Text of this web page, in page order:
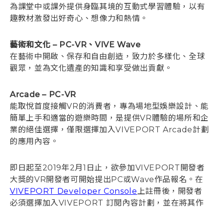
為課堂中或課外提供身臨其境的互動式學習體驗，以有
趣教材激發出好奇心、想像力和熱情。
藝術和文化 – PC-VR、VIVE Wave
在藝術中開啟、保存和自由創造，致力於多樣化、全球
觀眾，並為文化遺產的知識和享受做出貢獻。
Arcade – PC-VR
能取悅首度接觸VR的消費者，專為場地型娛樂設計、能
簡單上手和適當的遊樂時間，是提供VR體驗的場所和企
業的絕佳選擇，僅限選擇加入VIVEPORT Arcade計劃
的應用內容。
即日起至2019年2月1日止，欲參加VIVEPORT開發者
大獎的VR開發者可開始提出PC或Wave作品報名。在
VIVEPORT Developer Console 上註冊後，開發者
必須選擇加入VIVEPORT 訂閱內容計劃，並在將其作